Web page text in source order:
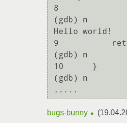
8
(gdb) n
Hello world!
9
(gdb) n
10      }
(gdb) n
bugs-bunny ★ (